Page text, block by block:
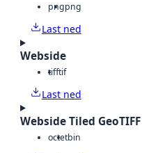
pngpng
Last ned
Webside
tifftif
Last ned
Webside Tiled GeoTIFF
octetbin